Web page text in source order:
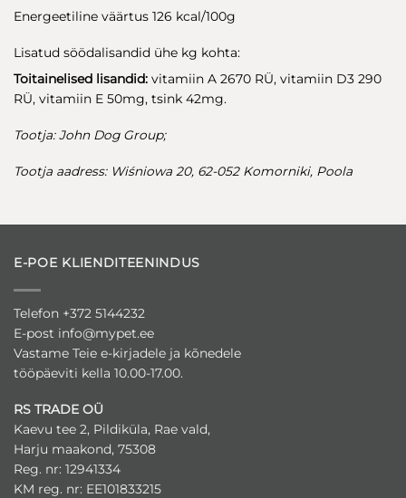
Energeetiline väärtus 126 kcal/100g
Lisatud söödalisandid ühe kg kohta:
Toitainelised lisandid: vitamiin A 2670 RÜ, vitamiin D3 290
RÜ, vitamiin E 50mg, tsink 42mg.
Tootja: John Dog Group;
Tootja aadress: Wiśniowa 20, 62-052 Komorniki, Poola
E-POE KLIENDITEENINDUS
Telefon +372 5144232
E-post info@mypet.ee
Vastame Teie e-kirjadele ja kõnedele
tööpäeviti kella 10.00-17.00.
RS TRADE OÜ
Kaevu tee 2, Pildiküla, Rae vald,
Harju maakond, 75308
Reg. nr: 12941334
KM reg. nr: EE101833215